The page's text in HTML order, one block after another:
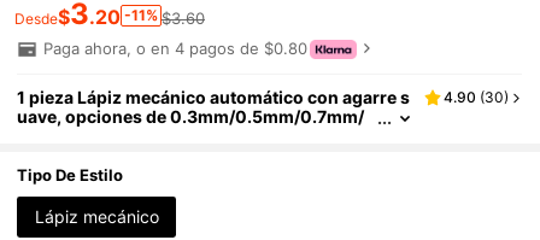
Desde$3.20 -11% $3.60
Paga ahora, o en 4 pagos de $0.80
1 pieza Lápiz mecánico automático con agarre s
uave, opciones de 0.3mm/0.5mm/0.7mm/
ad con recarga de mina, vuelta al colegio
4.90 (30)
Tipo De Estilo
Lápiz mecánico